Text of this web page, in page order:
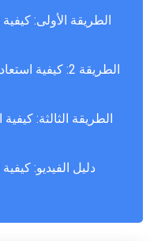
الطريقة الأولى:
الطريقة 2:
الطريقة الثالثة:
دليل الفيديو: